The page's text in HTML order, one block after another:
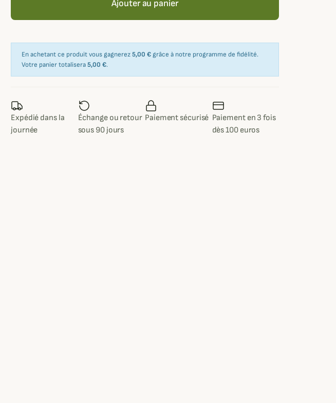
Ajouter au panier
En achetant ce produit vous gagnerez5,00 € grâce à notre programme de fidélité.
Votre panier totalisera5,00 €.
Expédié dans la
journée
Échange ou retour
sous 90 jours
Paiement sécurisé Paiement en 3 fois
dès 100 euros